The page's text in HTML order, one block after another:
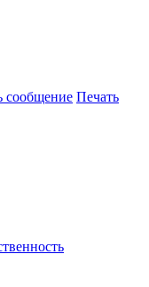
сообщение Печать